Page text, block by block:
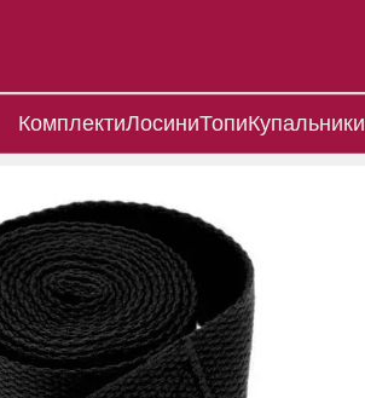
КомплектиЛосиниТопиКупальники